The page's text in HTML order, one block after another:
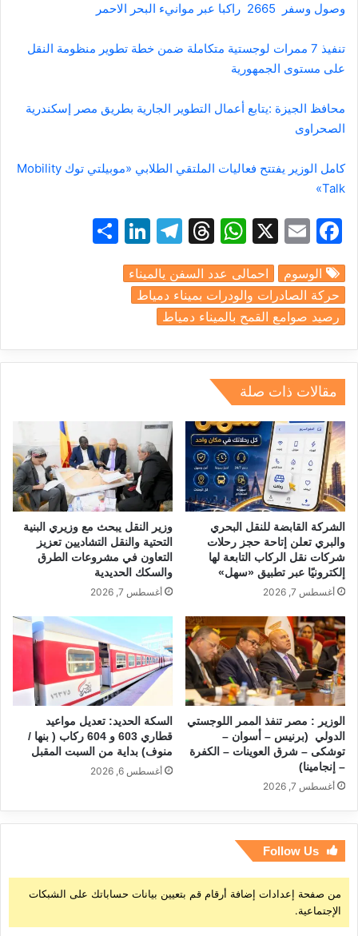
وصول وسفر 2665 راكبا عبر موانيء البحر الاحمر
تنفيذ 7 ممرات لوجستية متكاملة ضمن خطة تطوير منظومة النقل
على مستوى الجمهورية
محافظ الجيزة :يتابع أعمال التطوير الجارية بطريق مصر إسكندرية
الصحراوى
كامل الوزير يفتتح فعاليات الملتقي الطلابي «موبيلتي توك Mobility
Talk»
F
c
e
b
o
o
k
E
ai
l
X
W
at
s
A
p
p
T
e
a
d
s
T
e
gr
m
Li
k
n
الوسوم
احمالى عدد السفن يالميناء
حركة الصادرات والودرات بميناء دمياط
رصيد صوامع القمح بالميناء دمياط
مقالات ذات صلة
الشركة القابضة للنقل البحري
والبري تعلن إتاحة حجز رحلات
شركات نقل الركاب التابعة لها
إلكترونيًا عبر تطبيق «سهل»
أغسطس 7, 2026
وزير النقل يبحث مع وزيري البنية
التحتية والنقل التشاديين تعزيز
التعاون في مشروعات الطرق
والسكك الحديدية
أغسطس 7, 2026
الوزير : مصر تنفذ الممر اللوجستي
الدولي (برنيس – أسوان –
توشكى – شرق العوينات – الكفرة
– إنجامينا)
أغسطس 7, 2026
السكة الحديد: تعديل مواعيد
قطاري 603 و 604 ركاب ( بنها /
منوف) بداية من السبت المقبل
أغسطس 6, 2026
Follow Us
من صفحة إعدادات إضافة أرقام قم بتعيين بيانات حساباتك على الشبكات
الإجتماعية.